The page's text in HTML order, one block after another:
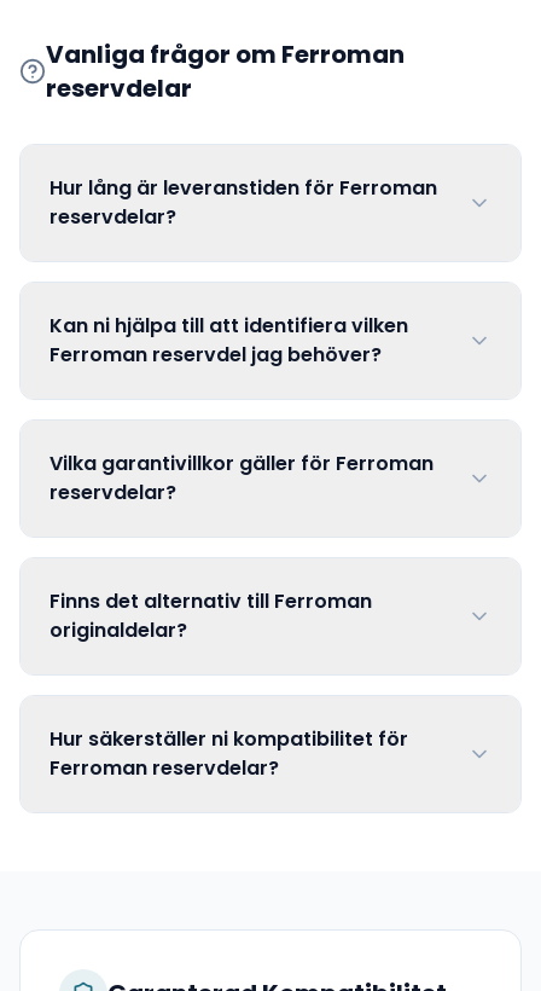
Vanliga frågor om Ferroman
reservdelar
Hur lång är leveranstiden för Ferroman
reservdelar?
Kan ni hjälpa till att identifiera vilken
Ferroman reservdel jag behöver?
Vilka garantivillkor gäller för Ferroman
reservdelar?
Finns det alternativ till Ferroman
originaldelar?
Hur säkerställer ni kompatibilitet för
Ferroman reservdelar?